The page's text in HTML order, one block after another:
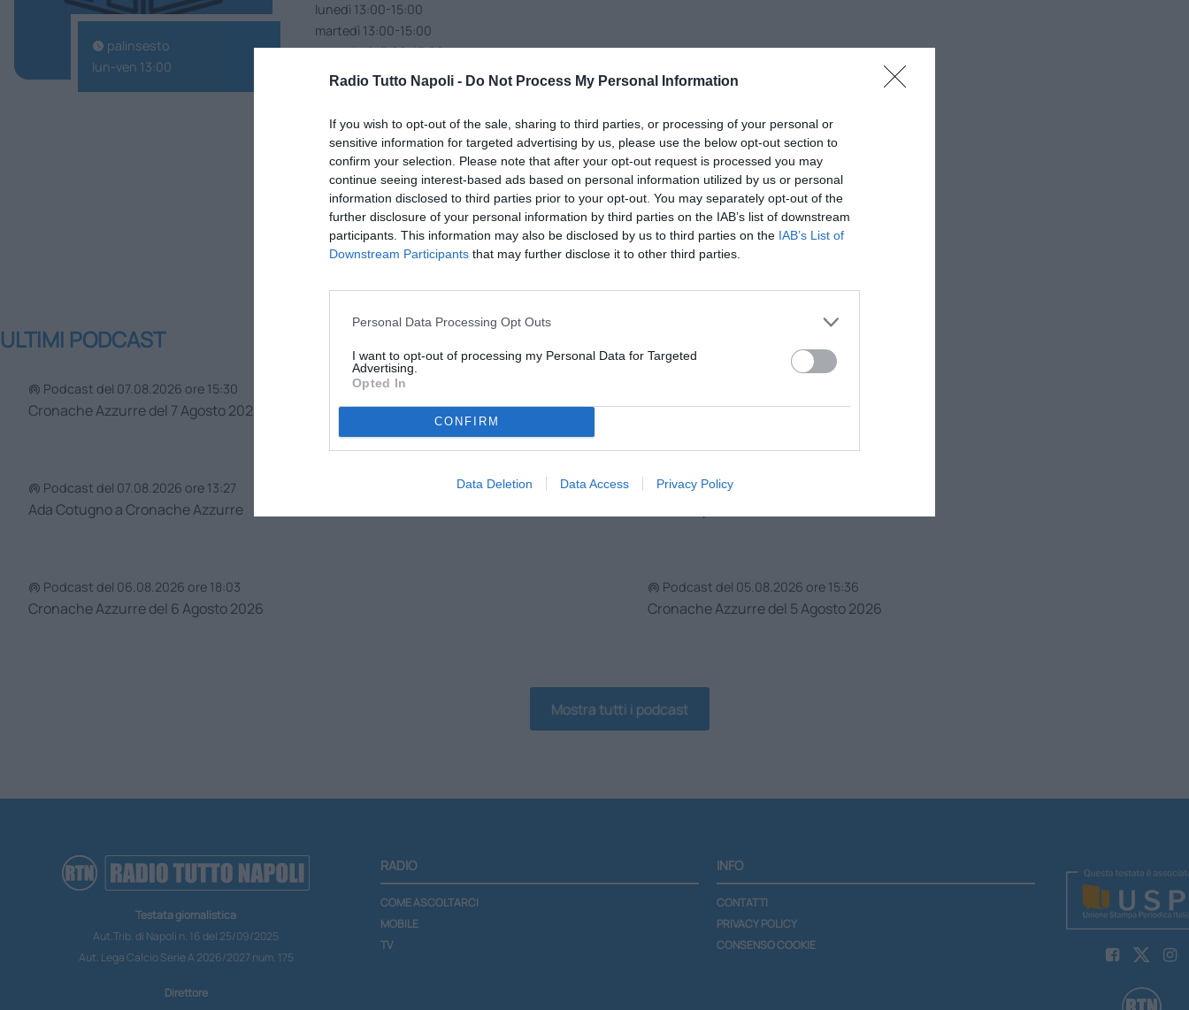
Radio Tutto Napoli - Do Not Process My Personal Information
If you wish to opt-out of the sale, sharing to third parties, or processing of your personal or
sensitive information for targeted advertising by us, please use the below opt-out section to
confirm your selection. Please note that after your opt-out request is processed you may
continue seeing interest-based ads based on personal information utilized by us or personal
information disclosed to third parties prior to your opt-out. You may separately opt-out of the
further disclosure of your personal information by third parties on the IAB’s list of downstream
participants. This information may also be disclosed by us to third parties on the IAB’s List of
Downstream Participants that may further disclose it to other third parties.
Personal Data Processing Opt Outs
I want to opt-out of processing my Personal Data for Targeted
Advertising.
Opted In
CONFIRM
Data Deletion Data Access Privacy Policy
palinsesto
lun-ven 13:00
lunedì 13:00-15:00
martedì 13:00-15:00
mercoledì 13:00-15:00
giovedì 13:00-15:00
Gennaro De Lena Giovanni Gambardella
ULTIMI PODCAST
Podcast del 07.08.2026 ore 15:30
Cronache Azzurre del 7 Agosto 2026 Antonio Gaito a Cronache Azzurre
Podcast del 07.08.2026 ore 13:27
Ada Cotugno a Cronache Azzurre
Podcast del 06.08.2026 ore 18:20
Podcast del 06.08.2026 ore 18:03
Cronache Azzurre del 6 Agosto 2026
Podcast del 05.08.2026 ore 15:36
Cronache Azzurre del 5 Agosto 2026
Mostra tutti i podcast
Testata giornalistica
Aut.Trib. di Napoli n. 16 del 25/09/2025
Aut. Lega Calcio Serie A 2026/2027 num. 175
Direttore
RADIO
COME ASCOLTARCI
MOBILE
TV
INFO
CONTATTI
PRIVACY POLICY
CONSENSO COOKIE